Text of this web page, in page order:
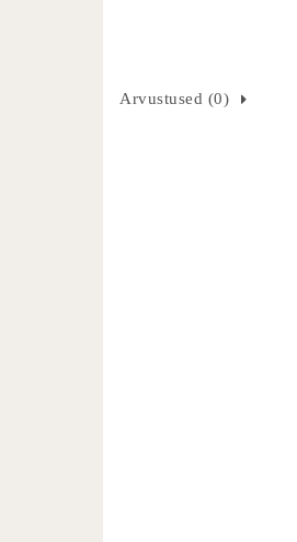
Arvustused (0)